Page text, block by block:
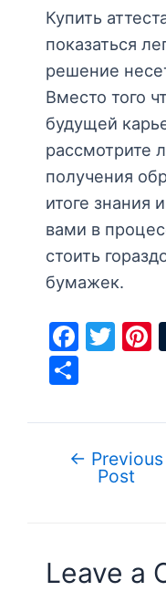
Купить
показаться
решение
Вместо того
будущей
рассмотрите
получения
итоге знания
вами в
стоить
бумажек.
F
e
b
T
er
st
ar
e
navigation
← Previous
Post
Leave a